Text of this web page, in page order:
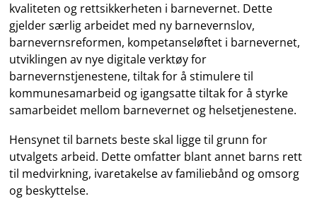
kvaliteten og rettsikkerheten i barnevernet. Dette
gjelder særlig arbeidet med ny barnevernslov,
barnevernsreformen, kompetanseløftet i barnevernet,
utviklingen av nye digitale verktøy for
barnevernstjenestene, tiltak for å stimulere til
kommunesamarbeid og igangsatte tiltak for å styrke
samarbeidet mellom barnevernet og helsetjenestene.
Hensynet til barnets beste skal ligge til grunn for
utvalgets arbeid. Dette omfatter blant annet barns rett
til medvirkning, ivaretakelse av familiebånd og omsorg
og beskyttelse.